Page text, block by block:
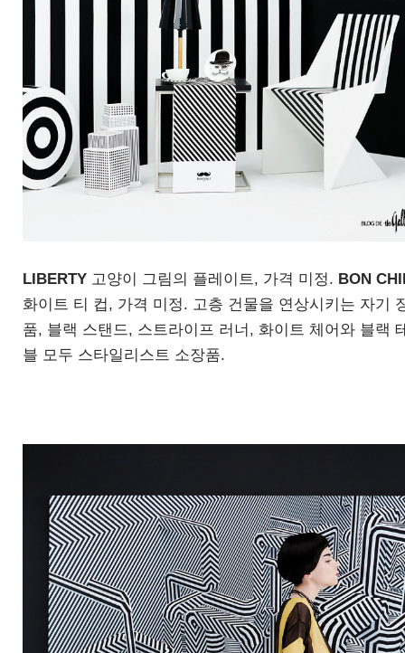
LIBERTY 고양이 그림의 플레이트, 가격 미정. BON
화이트 티 컵, 가격 미정. 고층 건물을 연상시키는 자기
품, 블랙 스탠드, 스트라이프 러너 , 화이트 체어와 블랙
블 모두 스타일리스트 소장품.